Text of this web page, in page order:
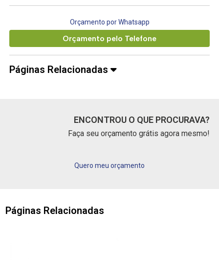
Orçamento por Whatsapp
Orçamento pelo Telefone
Páginas Relacionadas
ENCONTROU O QUE PROCURAVA?
Faça seu orçamento grátis agora mesmo!
Quero meu orçamento
Páginas Relacionadas